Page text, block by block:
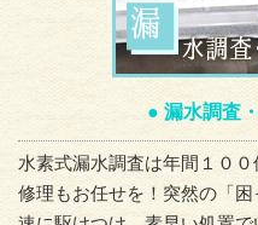
● 漏水調査
水素式漏水調査は年間１０
修理もお任せを！突然の「